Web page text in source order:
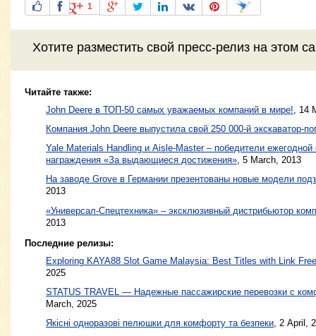
1
Хотите разместить свой пресс-релиз на этом
Читайте также:
John Deere в ТОП-50 самых уважаемых компаний в мире!
14
Компания John Deere выпустила свой 250 000-й экскаватор-
Yale Materials Handling и Aisle-Master – победители ежегодной
награждения «За выдающиеся достижения», 5 March, 2013
На заводе Grove в Германии презентованы новые модели
2013
«Универсал-Спецтехника» – эксклюзивный дистрибьютор
2013
Последние релизы:
Exploring KAYA88 Slot Game Malaysia: Best Titles with Link
2025
STATUS TRAVEL — Надежные пассажирские перевозки с
March, 2025
Якісні одноразові пелюшки для комфорту та безпеки, 2 April,